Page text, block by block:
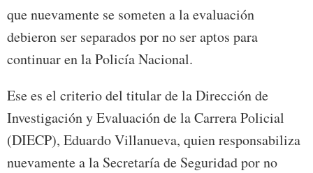
que nuevamente se someten a la evaluación
debieron ser separados por no ser aptos para
continuar en la Policía Nacional.
Ese es el criterio del titular de la Dirección de
Investigación y Evaluación de la Carrera Policial
(DIECP), Eduardo Villanueva, quien responsabiliza
nuevamente a la Secretaría de Seguridad por no